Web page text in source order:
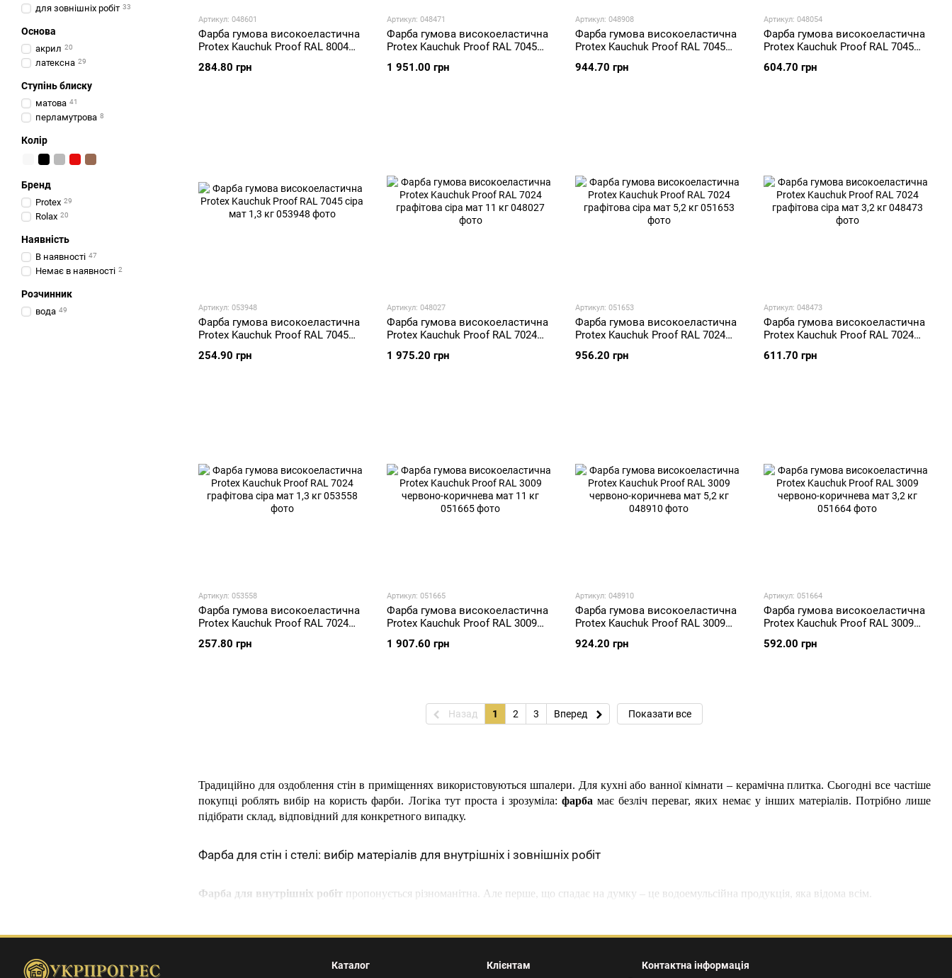
Традиційно для оздоблення стін в приміщеннях використовуються шпалери. Для кухні або ванної кімнати – керамічна плитка. Сьогодні все частіше
покупці роблять вибір на користь фарби. Логіка тут проста і зрозуміла:фарба має безліч переваг, яких немає у інших матеріалів. Потрібно лише
підібрати склад, відповідний для конкретного випадку.
Фарба для стін і стелі: вибір матеріалів для внутрішніх і зовнішніх робіт
Фарба для внутрішніх робіт пропонується різноманітна. Але перше, що спадає на думку – це водоемульсійна продукція, яка відома всім.
комерційних приміщень зі звичайними вологістю та температурним режимом. Використовується для оздоблення самих різних основ – бетонних, оштукатурених,
не шкодить здоров'ю через екологічність складу. При необхідності додається пігмент для отримання бажаного кольору.
Артикул: 048601
Фарба гумова високоеластична
Protex Kauchuk Proof RAL 8004
284.80 грн
Артикул: 048471
Фарба гумова високоеластична
Protex Kauchuk Proof RAL 7045
1 951.00 грн
Артикул: 048908
Фарба гумова високоеластична
Protex Kauchuk Proof RAL 7045
944.70 грн
Артикул: 048054
Фарба гумова високоеластична
Protex Kauchuk Proof RAL 7045
604.70 грн
Артикул: 053948
Фарба гумова високоеластична
Protex Kauchuk Proof RAL 7045
254.90 грн
Артикул: 048027
Фарба гумова високоеластична
Protex Kauchuk Proof RAL 7024
1 975.20 грн
Артикул: 051653
Фарба гумова високоеластична
Protex Kauchuk Proof RAL 7024
956.20 грн
Артикул: 048473
Фарба гумова високоеластична
Protex Kauchuk Proof RAL 7024
611.70 грн
Артикул: 053558
Фарба гумова високоеластична
Protex Kauchuk Proof RAL 7024
257.80 грн
Артикул: 051665
Фарба гумова високоеластична
Protex Kauchuk Proof RAL 3009
1 907.60 грн
Артикул: 048910
Фарба гумова високоеластична
Protex Kauchuk Proof RAL 3009
924.20 грн
Артикул: 051664
Фарба гумова високоеластична
Protex Kauchuk Proof RAL 3009
592.00 грн
Назад 1 2 3 Вперед Показати все
для зовнішніх робіт 33
Основа
акрил 20
латексна 29
Ступінь блиску
матова 41
перламутрова 8
Колір
Бренд
Protex 29
Rolax 20
Наявність
В наявності 47
Немає в наявності 2
Розчинник
вода 49
Каталог Клієнтам Контактна інформація